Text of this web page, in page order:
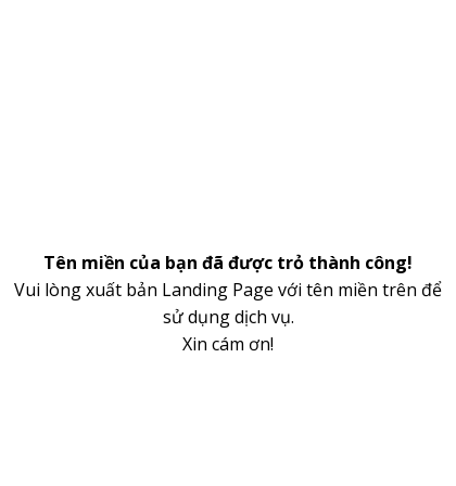
Tên miền của bạn đã được trỏ thành công!
Vui lòng xuất bản Landing Page với tên miền trên để
sử dụng dịch vụ.
Xin cám ơn!